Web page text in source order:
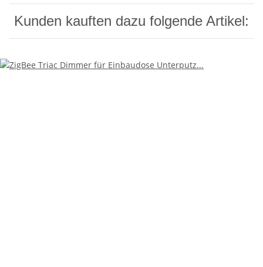
Kunden kauften dazu folgende Artikel: